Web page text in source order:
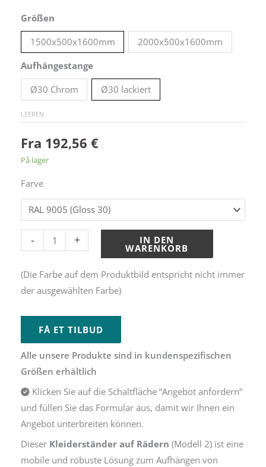
Größen
1500x500x1600mm
2000x500x1600mm
Aufhängestange
Ø30 Chrom Ø30 lackiert
LEEREN
Fra 192,56 €
På lager
Farve
-
Hängeregal
auf
Rädern
-
Modell
Menge
+ IN DEN
WARENKORB
(Die Farbe auf dem Produktbild entspricht nicht immer
der ausgewählten Farbe)
FÅ ET TILBUD
Alle unsere Produkte sind in kundenspezifischen
Größen erhältlich
Klicken Sie auf die Schaltfläche “Angebot anfordern”
und füllen Sie das Formular aus, damit wir Ihnen ein
Angebot unterbreiten können.
Dieser Kleiderständer auf Rädern (Modell 2) ist eine
mobile und robuste Lösung zum Aufhängen von